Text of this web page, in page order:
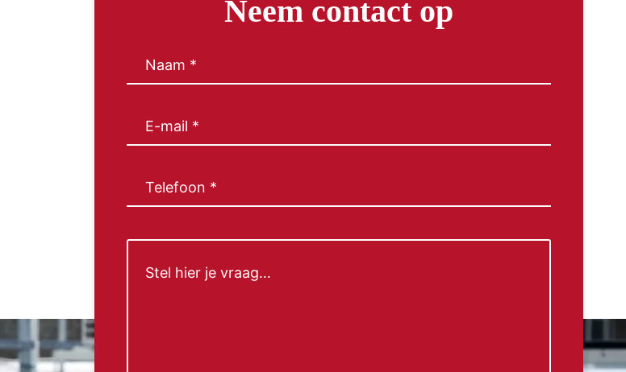
Neem contact op
Naam
(Vereist)
mail
Telefoon
(Vereist)